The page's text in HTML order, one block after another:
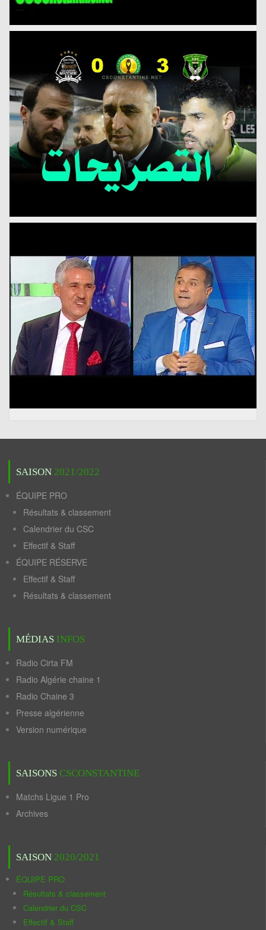
SAISON 2021/2022
ÉQUIPE PRO
Résultats & classement
Calendrier du CSC
Effectif & Staff
ÉQUIPE RÉSERVE
Effectif & Staff
Résultats & classement
MÉDIAS INFOS
Radio Cirta FM
Radio Algérie chaine 1
Radio Chaine 3
Presse algérienne
Version numérique
SAISONS CSCONSTANTINE
Matchs Ligue 1 Pro
Archives
SAISON 2020/2021
ÉQUIPE PRO
Résultats & classement
Calendrier du CSC
Effectif & Staff